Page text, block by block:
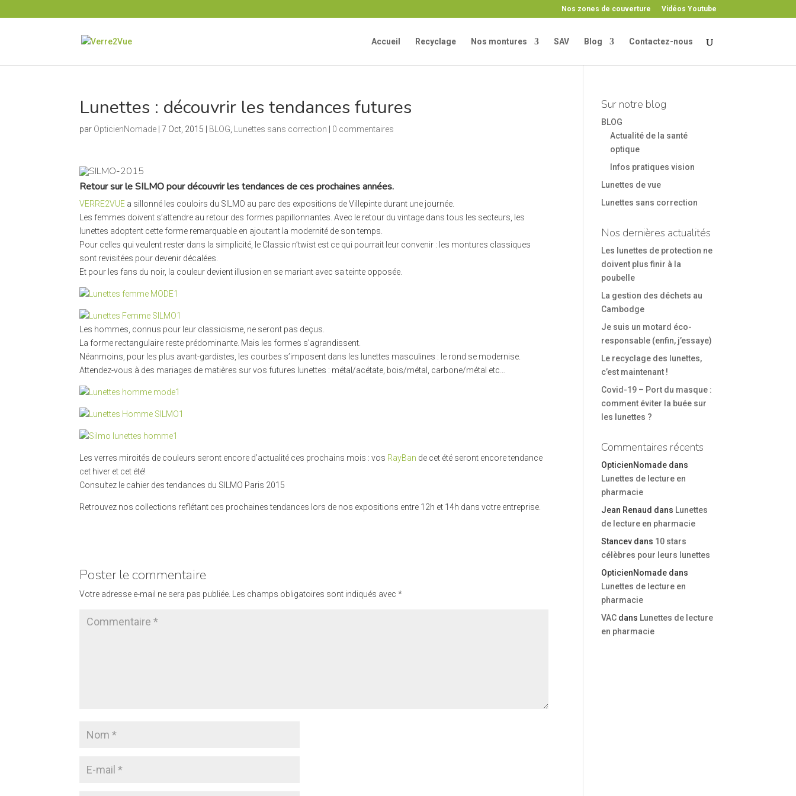
Nos zones de couverture Vidéos Youtube
Accueil Recyclage Nos montures SAV Blog Contactez-nous
Lunettes : découvrir les tendances futures
par OpticienNomade |7 Oct, 2015 BLOG Lunettes sans correction 0 commentaires
Retour sur le SILMO pour découvrir les tendances de ces prochaines années.
VERRE2VUE a sillonné les couloirs du SILMO au parc des expositions de Villepinte durant une journée.
Les femmes doivent s’attendre au retour des formes papillonnantes. Avec le retour du vintage dans tous les secteurs, les
lunettes adoptent cette forme remarquable en ajoutant la modernité de son temps.
Pour celles qui veulent rester dans la simplicité, le Classic n’twist est ce qui pourrait leur convenir : les montures classiques
sont revisitées pour devenir décalées.
Et pour les fans du noir, la couleur devient illusion en se mariant avec sa teinte opposée.
Les hommes, connus pour leur classicisme, ne seront pas deçus.
La forme rectangulaire reste prédominante. Mais les formes s’agrandissent.
Néanmoins, pour les plus avant-gardistes, les courbes s’imposent dans les lunettes masculines : le rond se modernise.
Attendez-vous à des mariages de matières sur vos futures lunettes : métal/acétate, bois/métal, carbone/métal etc…
Les verres miroités de couleurs seront encore d’actualité ces prochains mois : vos RayBan de cet été seront encore tendance
cet hiver et cet été!
Consultez le cahier des tendances du SILMO Paris 2015
Retrouvez nos collections reflétant ces prochaines tendances lors de nos expositions entre 12h et 14h dans votre entreprise.
Poster le commentaire
Votre adresse e-mail ne sera pas publiée. Les champs obligatoires sont indiqués avec*
Sur notre blog
BLOG
Actualité de la santé
optique
Infos pratiques vision
Lunettes de vue
Lunettes sans correction
Nos dernières actualités
Les lunettes de protection ne
doivent plus finir à la
poubelle
La gestion des déchets au
Cambodge
Je suis un motard éco-
responsable (enfin, j’essaye)
Le recyclage des lunettes,
c’est maintenant !
Covid-19 – Port du masque :
comment éviter la buée sur
les lunettes ?
Commentaires récents
OpticienNomade dans
Lunettes de lecture en
pharmacie
Jean Renaud dans Lunettes
de lecture en pharmacie
Stancev dans 10 stars
célèbres pour leurs lunettes
OpticienNomade dans
Lunettes de lecture en
pharmacie
VAC dans Lunettes de lecture
en pharmacie